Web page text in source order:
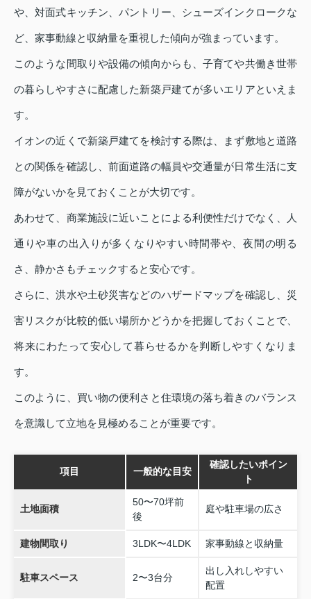
や、対面式キッチン、パントリー、シューズインクロークな
ど、家事動線と収納量を重視した傾向が強まっています。
このような間取りや設備の傾向からも、子育てや共働き世帯
の暮らしやすさに配慮した新築戸建てが多いエリアといえま
す。
イオンの近くで新築戸建てを検討する際は、まず敷地と道路
との関係を確認し、前面道路の幅員や交通量が日常生活に支
障がないかを見ておくことが大切です。
あわせて、商業施設に近いことによる利便性だけでなく、人
通りや車の出入りが多くなりやすい時間帯や、夜間の明る
さ、静かさもチェックすると安心です。
さらに、洪水や土砂災害などのハザードマップを確認し、災
害リスクが比較的低い場所かどうかを把握しておくことで、
将来にわたって安心して暮らせるかを判断しやすくなりま
す。
このように、買い物の便利さと住環境の落ち着きのバランス
を意識して立地を見極めることが重要です。
項目 一般的な目安
確認したいポイン
ト
土地面積
50〜70坪前
後
庭や駐車場の広さ
建物間取り 3LDK〜4LDK 家事動線と収納量
駐車スペース 2〜3台分
出し入れしやすい
配置